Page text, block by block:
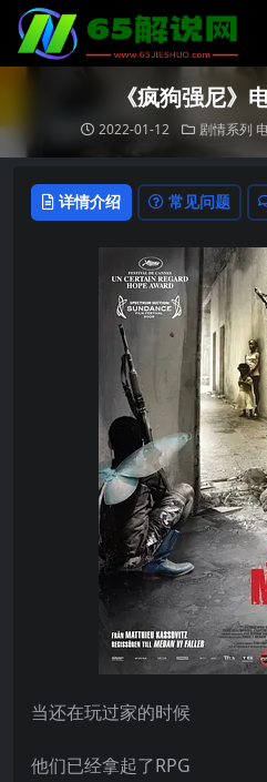
《疯狗强尼》
2022-01-12 剧情系列
详情介绍 常见问题
当还在玩过家的时候
他们已经拿起了RPG